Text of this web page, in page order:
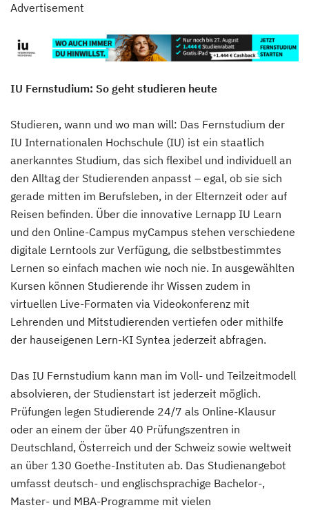
IU Fernstudium: So geht studieren heute
Studieren, wann und wo man will: Das Fernstudium der
IU Internationalen Hochschule (IU) ist ein staatlich
anerkanntes Studium, das sich flexibel und individuell an
den Alltag der Studierenden anpasst – egal, ob sie sich
gerade mitten im Berufsleben, in der Elternzeit oder auf
Reisen befinden. Über die innovative Lernapp IU Learn
und den Online-Campus myCampus stehen verschiedene
digitale Lerntools zur Verfügung, die selbstbestimmtes
Lernen so einfach machen wie noch nie. In ausgewählten
Kursen können Studierende ihr Wissen zudem in
virtuellen Live-Formaten via Videokonferenz mit
Lehrenden und Mitstudierenden vertiefen oder mithilfe
der hauseigenen Lern-KI Syntea jederzeit abfragen.
Das IU Fernstudium kann man im Voll- und Teilzeitmodell
absolvieren, der Studienstart ist jederzeit möglich.
Prüfungen legen Studierende 24/7 als Online-Klausur
oder an einem der über 40 Prüfungszentren in
Deutschland, Österreich und der Schweiz sowie weltweit
an über 130 Goethe-Instituten ab. Das Studienangebot
umfasst deutsch- und englischsprachige Bachelor-,
Master- und MBA-Programme mit vielen